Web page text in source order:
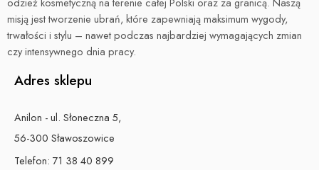
misją jest tworzenie ubrań, które zapewniają maksimum wygody,
trwałości i stylu – nawet podczas najbardziej wymagających zmian
czy intensywnego dnia pracy.
Adres sklepu
Anilon - ul. Słoneczna 5,
56-300 Sławoszowice
Telefon: 71 38 40 899